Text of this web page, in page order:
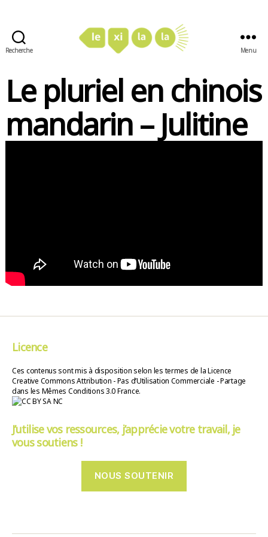
Recherche Menu
Le pluriel en chinois
mandarin – Julitine
Licence
Ces contenus sont mis à disposition selon les termes de la Licence
Creative Commons Attribution - Pas d’Utilisation Commerciale - Partage
dans les Mêmes Conditions 3.0 France.
J’utilise vos ressources, j’apprécie votre travail, je
vous soutiens !
NOUS SOUTENIR